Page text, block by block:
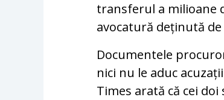
transferul a milioane
avocatură deținută
Documentele
nici nu le aduc
Times arată că cei